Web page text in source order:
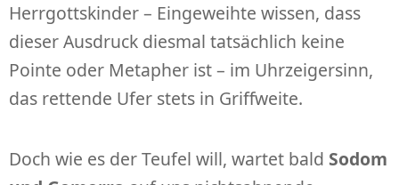
Herrgottskinder – Eingeweihte wissen, dass
dieser Ausdruck diesmal tatsächlich keine
Pointe oder Metapher ist – im Uhrzeigersinn,
das rettende Ufer stets in Griffweite.
Doch wie es der Teufel will, wartet bald Sodom